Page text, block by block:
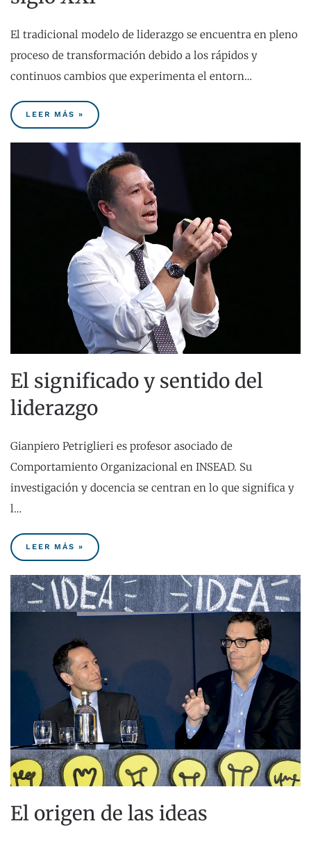
El tradicional modelo de liderazgo se encuentra en pleno
proceso de transformación debido a los rápidos y
continuos cambios que experimenta el entorn…
LEER MÁS »
El significado y sentido del
liderazgo
Gianpiero Petriglieri es profesor asociado de
Comportamiento Organizacional en INSEAD. Su
investigación y docencia se centran en lo que significa y
l…
LEER MÁS »
El origen de las ideas